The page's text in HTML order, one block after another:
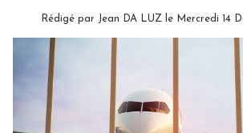
Rédigé par Jean DA LUZ le Mercredi 14